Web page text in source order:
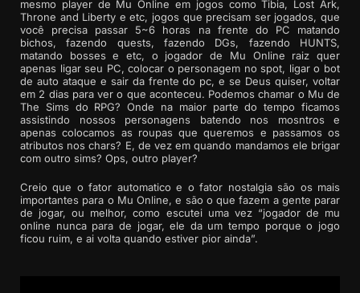
mesmo player de Mu Online em jogos como Tibia, Lost Ark,
Throne and Liberty e etc, jogos que precisam ser jogados, que
você precisa passar 5~6 horas na frente do PC matando
bichos, fazendo quests, fazendo DGs, fazendo HUNTS,
matando bosses e etc, o jogador de Mu Online raiz quer
apenas ligar seu PC, colocar o personagem no spot, ligar o bot
de auto ataque e sair da frente do pc, e se Deus quiser, voltar
em 2 dias para ver o que aconteceu. Podemos chamar o Mu de
The Sims do RPG? Onde na maior parte do tempo ficamos
assistindo nossos personagens batendo nos mosntros e
apenas colocamos as roupas que queremos e passamos os
atributos nos chars? E, de vez em quando mandamos ele brigar
com outro sims? Ops, outro player?
Creio que o fator automatico e o fator nostalgia são os mais
importantes para o Mu Online, e são o que fazem a gente parar
de jogar, ou melhor, como escutei uma vez “jogador de mu
online nunca para de jogar, ele da um tempo porque o jogo
ficou ruim, e ai volta quando estiver pior ainda”.